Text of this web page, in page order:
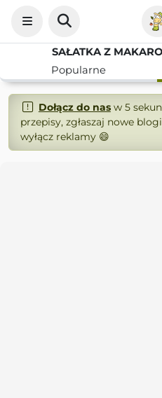
Popularne
Dołącz do nasw 5
przepisy, zgłaszaj nowe
wyłącz reklamy 😄